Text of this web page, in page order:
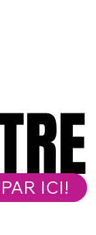
ICI!